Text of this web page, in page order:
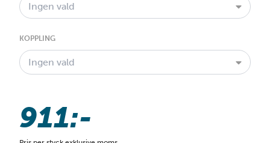
Ingen vald
KOPPLING
Ingen vald
911:-